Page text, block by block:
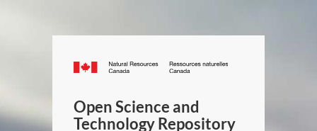
Canada.ca
/
Open Science and
Technology Repository